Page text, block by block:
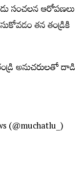
సంచలన ఆరోపణలు
తన తండ్రికి
అనుచరులతో దాడి
(@muchatlu_)